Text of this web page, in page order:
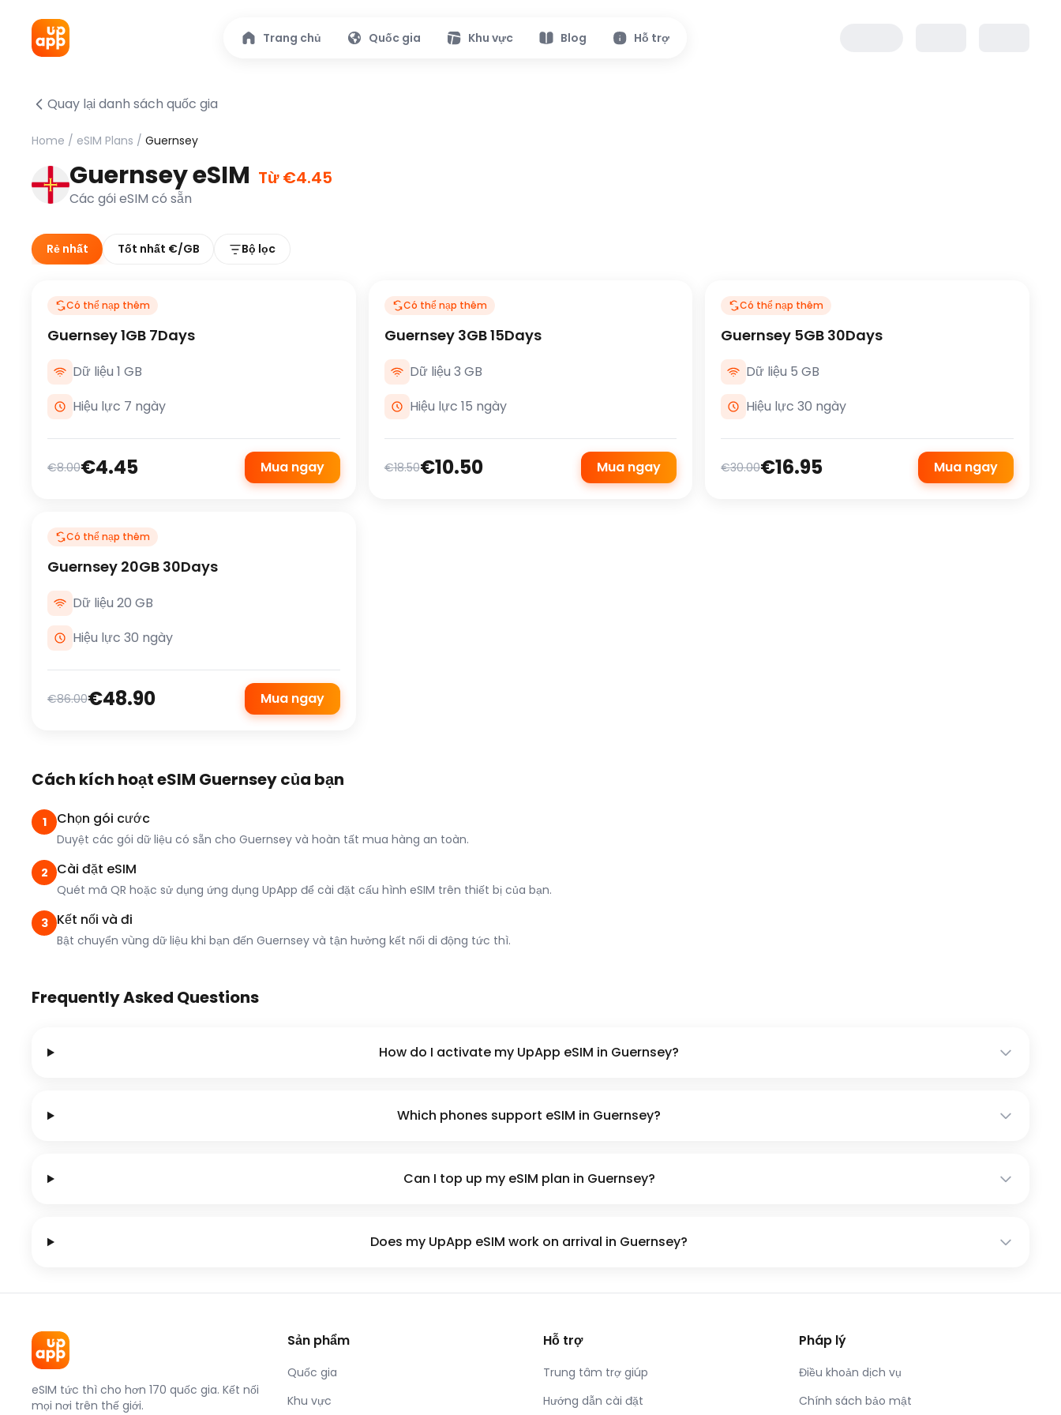
Trang chủ Quốc gia Khu vực Blog Hỗ trợ
Quay lại danh sách quốc gia
Home / eSIM Plans / Guernsey
Guernsey eSIM Từ €4.45
Các gói eSIM có sẵn
Rẻ nhất Tốt nhất €/GB Bộ lọc
Có thể nạp thêm
Guernsey 1GB 7Days
Dữ liệu 1 GB
Hiệu lực 7 ngày
€8.00€4.45 Mua ngay
Có thể nạp thêm
Guernsey 3GB 15Days
Dữ liệu 3 GB
Hiệu lực 15 ngày
€18.50€10.50 Mua ngay
Có thể nạp thêm
Guernsey 5GB 30Days
Dữ liệu 5 GB
Hiệu lực 30 ngày
€30.00€16.95 Mua ngay
Có thể nạp thêm
Guernsey 20GB 30Days
Dữ liệu 20 GB
Hiệu lực 30 ngày
€86.00€48.90 Mua ngay
Cách kích hoạt eSIM Guernsey của bạn
1 Chọn gói cước
Duyệt các gói dữ liệu có sẵn cho Guernsey và hoàn tất mua hàng an toàn.
2 Cài đặt eSIM
Quét mã QR hoặc sử dụng ứng dụng UpApp để cài đặt cấu hình eSIM trên thiết bị của bạn.
3 Kết nối và đi
Bật chuyển vùng dữ liệu khi bạn đến Guernsey và tận hưởng kết nối di động tức thì.
Frequently Asked Questions
How do I activate my UpApp eSIM in Guernsey?
Which phones support eSIM in Guernsey?
Can I top up my eSIM plan in Guernsey?
Does my UpApp eSIM work on arrival in Guernsey?
eSIM tức thì cho hơn 170 quốc gia. Kết nối
mọi nơi trên thế giới.
Sản phẩm
Quốc gia
Khu vực
Hỗ trợ
Trung tâm trợ giúp
Hướng dẫn cài đặt
Pháp lý
Điều khoản dịch vụ
Chính sách bảo mật